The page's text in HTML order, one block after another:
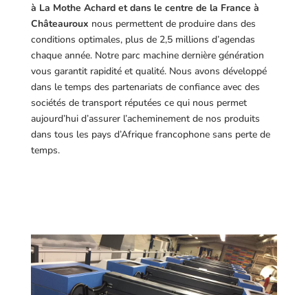
à La Mothe Achard et dans le centre de la France à
Châteauroux nous permettent de produire dans des
conditions optimales, plus de 2,5 millions d’agendas
chaque année. Notre parc machine dernière génération
vous garantit rapidité et qualité. Nous avons développé
dans le temps des partenariats de confiance avec des
sociétés de transport réputées ce qui nous permet
aujourd’hui d’assurer l’acheminement de nos produits
dans tous les pays d’Afrique francophone sans perte de
temps.